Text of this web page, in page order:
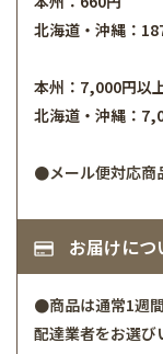
北海道・沖縄：
本州：7,000円以
北海道・沖縄：
●メール便対応
お届けにつ
●商品は通常1週
配達業者をお選び